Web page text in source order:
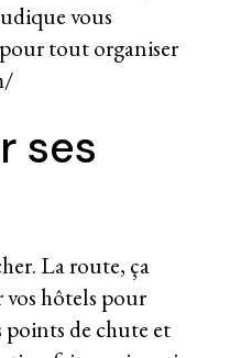
vous
pour tout organiser
ses
La route, ça
vos hôtels pour
points de chute et